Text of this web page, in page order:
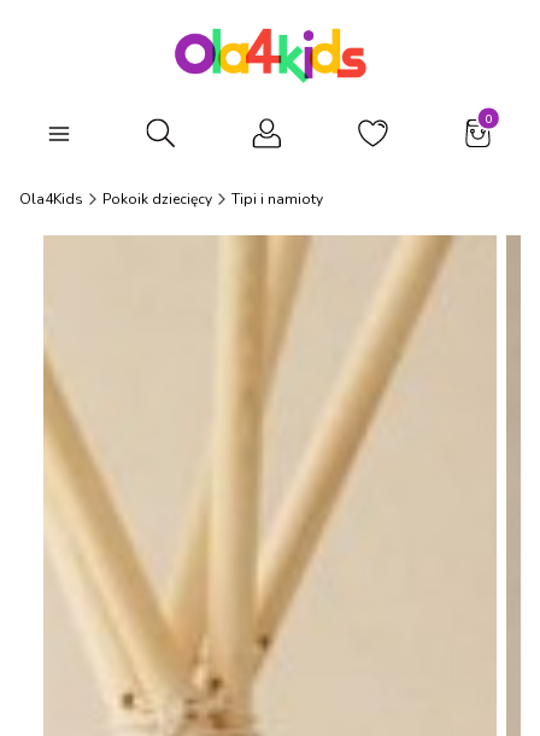
Otwórz wyszukiwarkę
Ola4Kids Pokoik dziecięcy Tipi i namioty